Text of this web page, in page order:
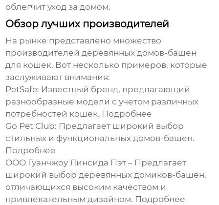
облегчит уход за домом.
Обзор лучших производителей
На рынке представлено множество
производителейдеревянных домов-башен
для кошек. Вот несколько примеров, которые
заслуживают внимания:
PetSafe: Известный бренд, предлагающий
разнообразные модели с учетом различных
потребностей кошек. Подробнее
Go Pet Club: Предлагает широкий выбор
стильных и функциональных домов-башен.
Подробнее
ООО Гуанчжоу Линсида Пэт – Предлагает
широкий выбор деревянных домиков-башен,
отличающихся высоким качеством и
привлекательным дизайном. Подробнее